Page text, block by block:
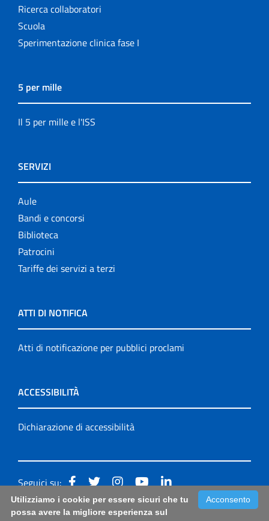
Ricerca collaboratori
Scuola
Sperimentazione clinica fase I
5 per mille
Il 5 per mille e l'ISS
SERVIZI
Aule
Bandi e concorsi
Biblioteca
Patrocini
Tariffe dei servizi a terzi
ATTI DI NOTIFICA
Atti di notificazione per pubblici proclami
ACCESSIBILITÀ
Dichiarazione di accessibilità
Seguici su:
Accessibilità: form di segnalazione di prima istanza per
Acconsento
Utilizziamo i cookie per essere sicuri che tu
possa avere la migliore esperienza sul